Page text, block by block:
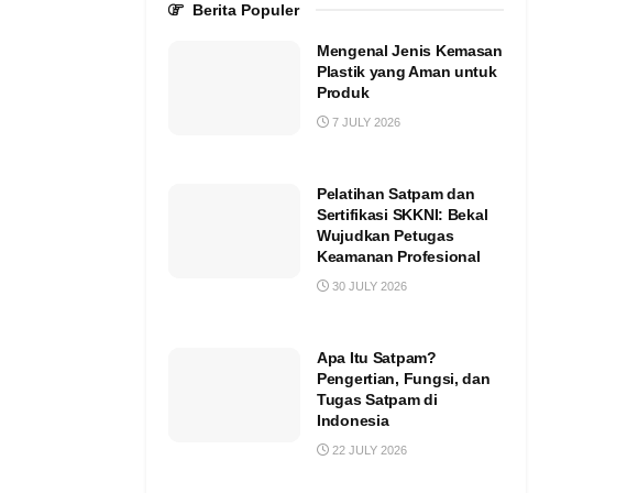
Berita Populer
Mengenal Jenis Kemasan
Plastik yang Aman untuk
Produk
7 JULY 2026
Pelatihan Satpam dan
Sertifikasi SKKNI: Bekal
Wujudkan Petugas
Keamanan Profesional
30 JULY 2026
Apa Itu Satpam?
Pengertian, Fungsi, dan
Tugas Satpam di
Indonesia
22 JULY 2026